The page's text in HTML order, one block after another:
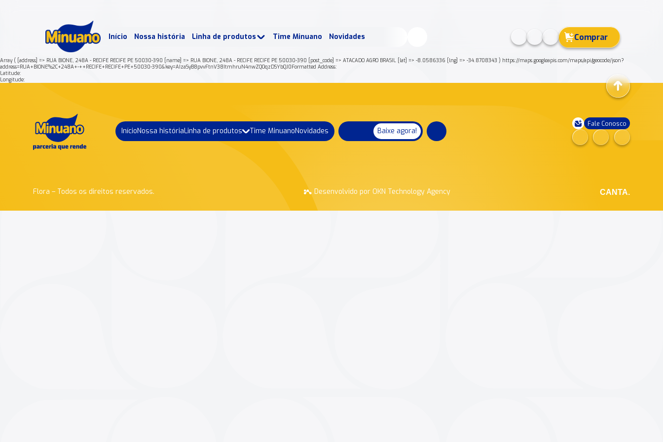
Início Nossa história Linha de produtos Time Minuano Novidades Comprar
Array ( [address] => RUA BIONE, 248A - RECIFE RECIFE PE 50030-390 [name] => RUA BIONE, 248A - RECIFE RECIFE PE 50030-390 [post_code] => ATACADO AGRO BRASIL [lat] => -8.0586336 [lng] => -34.8708343 ) https://maps.googleapis.com/maps/api/geocode/json?
address=RUA+BIONE%2C+248A+-++RECIFE+RECIFE+PE+50030-390&key=AIzaSyB8pvvFtnV38ItmhruN4nwZQOqzDSYbQJ0Formatted Address:
Latitude:
Longitude:
InícioNossa históriaLinha de produtos Time MinuanoNovidades Baixe agora!
Fale Conosco
Flora – Todos os direitos reservados. Desenvolvido por OKN Technology Agency CANTA.